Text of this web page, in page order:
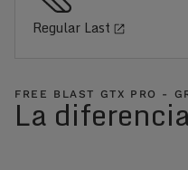
Regular Last
FREE BLAST GTX PRO -
La